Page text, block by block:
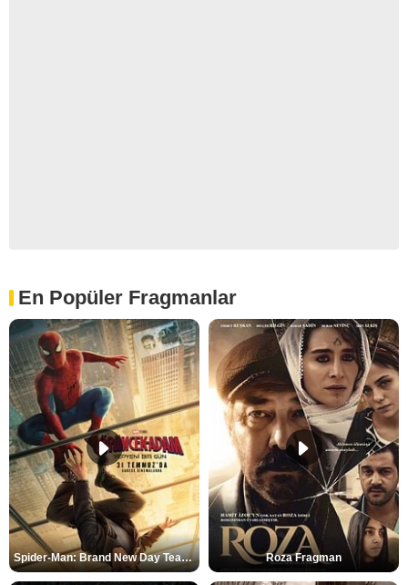
En Popüler Fragmanlar
Spider-Man: Brand New Day Teaser Roza Fragman